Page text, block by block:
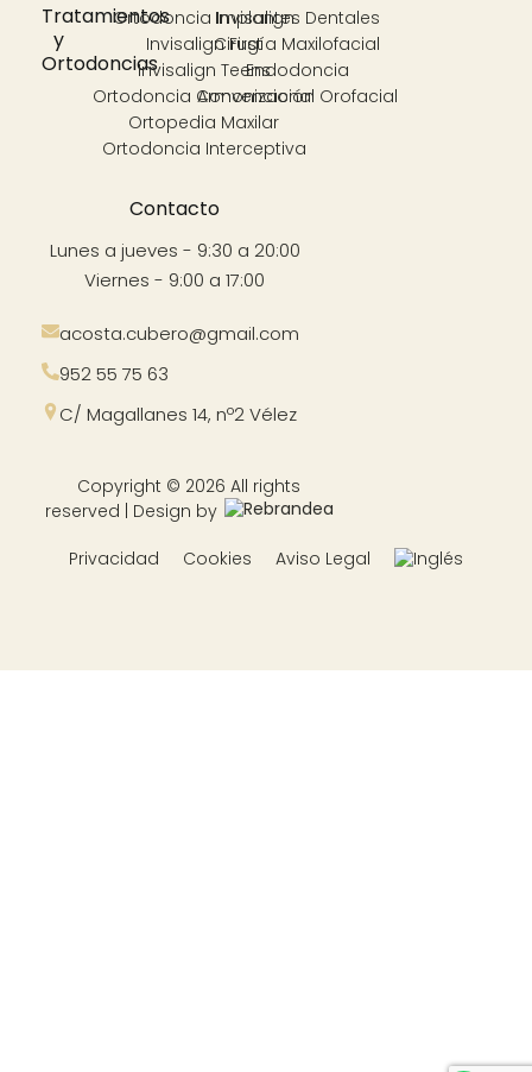
Tratamientos
y
Ortodoncias
Ortodoncia Invisalign
Invisalign First
Invisalign Teens
Ortodoncia Convencional
Ortopedia Maxilar
Ortodoncia Interceptiva
Implantes Dentales
Cirugía Maxilofacial
Endodoncia
Armonización Orofacial
Contacto
Lunes a jueves - 9:30 a 20:00
Viernes - 9:00 a 17:00
acosta.cubero@gmail.com
952 55 75 63
C/ Magallanes 14, nº2 Vélez
Copyright © 2026 All rights
reserved | Design by
Privacidad
Cookies Aviso Legal